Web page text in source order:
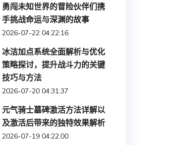
勇闯未知世界的冒险伙伴们携
手挑战命运与深渊的故事
2026-07-22 04:22:16
冰洁加点系统全面解析与优化
策略探讨，提升战斗力的关键
技巧与方法
2026-07-20 04:31:37
元气骑士墓碑激活方法详解以
及激活后带来的独特效果解析
2026-07-19 04:22:00